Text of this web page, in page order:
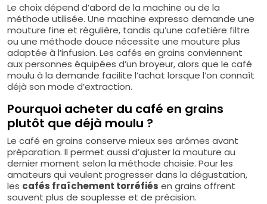
Le choix dépend d’abord de la machine ou de la
méthode utilisée. Une machine expresso demande une
mouture fine et régulière, tandis qu’une cafetière filtre
ou une méthode douce nécessite une mouture plus
adaptée à l’infusion. Les cafés en grains conviennent
aux personnes équipées d’un broyeur, alors que le café
moulu à la demande facilite l’achat lorsque l’on connaît
déjà son mode d’extraction.
Pourquoi acheter du café en grains
plutôt que déjà moulu ?
Le café en grains conserve mieux ses arômes avant
préparation. Il permet aussi d’ajuster la mouture au
dernier moment selon la méthode choisie. Pour les
amateurs qui veulent progresser dans la dégustation,
les cafés fraîchement torréfiés en grains offrent
souvent plus de souplesse et de précision.